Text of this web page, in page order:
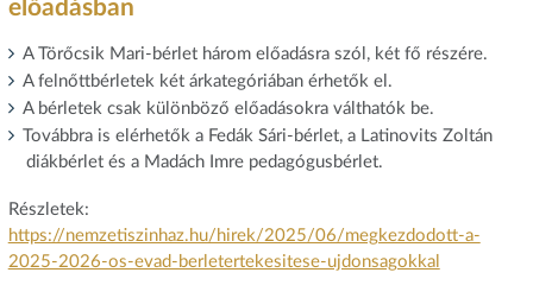
előadásban
A Törőcsik Mari-bérlet három előadásra szól, két fő részére.
A felnőttbérletek két árkategóriában érhetők el.
A bérletek csak különböző előadásokra válthatók be.
Továbbra is elérhetők a Fedák Sári-bérlet, a Latinovits Zoltán
diákbérlet és a Madách Imre pedagógusbérlet.
Részletek:
https://nemzetiszinhaz.hu/hirek/2025/06/megkezdodott-a-
2025-2026-os-evad-berletertekesitese-ujdonsagokkal